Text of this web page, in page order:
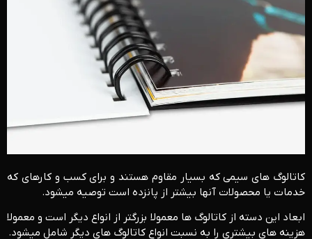
کاتالوگ های سیمی که بسیار مقاوم هستند و برای کسب و کارهای که
خدمات یا محصولات آنها بیشتر از پانزده است توصیه میشود.
ابعاد این دسته از کاتالوگ ها معمولا بزرگتر از انواع دیگر است و معمولا
هزینه های بیشتری را به نسبت انواع کاتالوگ های دیگر شامل می­شود.